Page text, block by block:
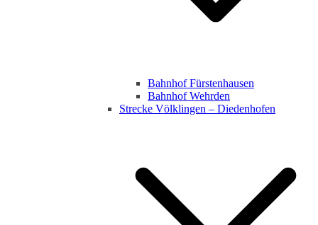
Bahnhof Fürstenhausen
Bahnhof Wehrden
Strecke Völklingen – Diedenhofen